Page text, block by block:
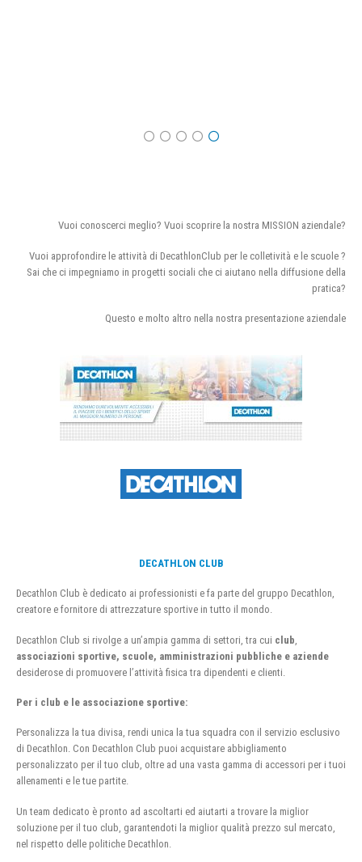
Vuoi conoscerci meglio? Vuoi scoprire la nostra MISSION aziendale?
Vuoi approfondire le attività di DecathlonClub per le colletività e le scuole ?
Sai che ci impegniamo in progetti sociali che ci aiutano nella diffusione della
pratica?
Questo e molto altro nella nostra presentazione aziendale
DECATHLON CLUB
Decathlon Club è dedicato ai professionisti e fa parte del gruppo Decathlon,
creatore e fornitore di attrezzature sportive in tutto il mondo.
Decathlon Club si rivolge a un’ampia gamma di settori, tra cui club
associazioni sportive, scuole, amministrazioni pubbliche e aziende
desiderose di promuovere l’attività fisica tra dipendenti e clienti.
Per i club e le associazione sportive:
Personalizza la tua divisa, rendi unica la tua squadra con il servizio esclusivo
di Decathlon. Con Decathlon Club puoi acquistare abbigliamento
personalizzato per il tuo club, oltre ad una vasta gamma di accessori per i tuoi
allenamenti e le tue partite.
Un team dedicato è pronto ad ascoltarti ed aiutarti a trovare la miglior
soluzione per il tuo club, garantendoti la miglior qualità prezzo sul mercato,
nel rispetto delle politiche Decathlon.